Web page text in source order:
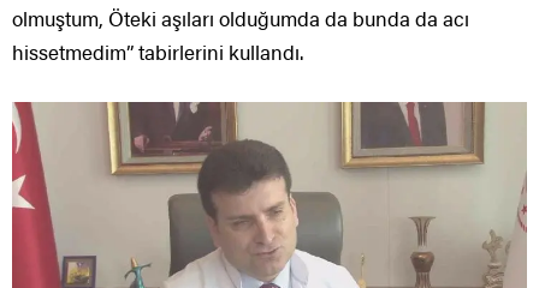
olmuştum, Öteki aşıları olduğumda da bunda da acı
hissetmedim” tabirlerini kullandı.